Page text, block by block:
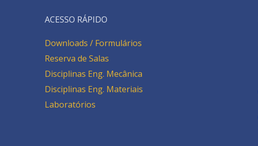
ACESSO RÁPIDO
Downloads / Formulários
Reserva de Salas
Disciplinas Eng. Mecânica
Disciplinas Eng. Materiais
Laboratórios